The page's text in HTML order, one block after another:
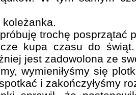
trochę posprzątać
kupa czasu do
jest zadowolona ze
wymieniłyśmy się
i zakończyłyśmy